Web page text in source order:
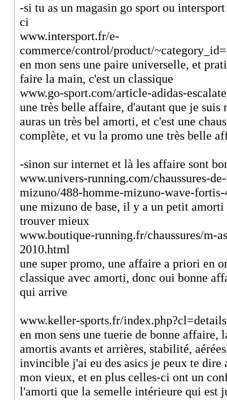
-si tu as un magasin go sport ou
ci
www.intersport.fr/e-
commerce/control/product/
en mon sens une paire universelle, et
faire la main, c'est un classique
www.go-sport.com/article-adidas-
une très belle affaire, d'autant que je suis
auras un très bel amorti, et c'est une
complète, et vu la promo une très belle
-sinon sur internet et là les affaire sont
www.univers-running.com/chaussures-
mizuno/488-homme-mizuno-wave-
une mizuno de base, il y a un petit amorti
trouver mieux
www.boutique-running.fr/chaussures/m-
2010.html
une super promo, une affaire a priori en
classique avec amorti, donc oui bonne
qui arrive
www.keller-sports.fr/
en mon sens une tuerie de bonne affaire,
amortis avants et arrières, stabilité,
invincible j'ai eu des asics je peux te dire
mon vieux, et en plus celles-ci ont un
l'amorti que la semelle intérieure qui est